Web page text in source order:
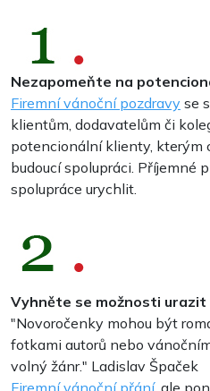
Nezapomeňte na
Firemní vánoční pozdravy se
klientům, dodavatelům či
potencionální klienty, kterým
budoucí spolupráci. Příjemné
spolupráce urychlit.
Vyhněte se možnosti urazit
"Novoročenky mohou být
fotkami autorů nebo
volný žánr." Ladislav Špaček
Firemní vánoční přání, ale